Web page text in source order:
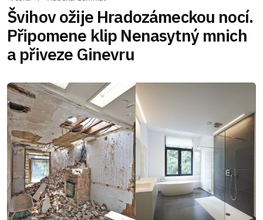
Švihov ožije Hradozámeckou nocí.
Připomene klip Nenasytný mnich
a přiveze Ginevru